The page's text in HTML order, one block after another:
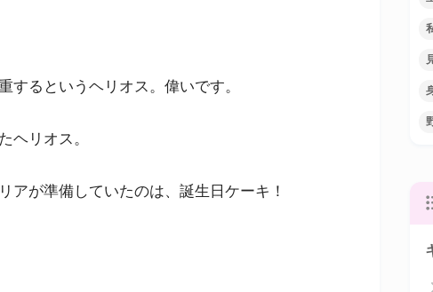
するというヘリオス。偉いです。
ヘリオス。
が準備していたのは、誕生日ケーキ！